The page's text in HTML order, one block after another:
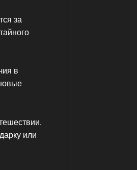
за
в
или